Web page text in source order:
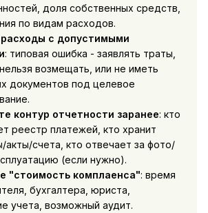
доля собственных средств,
по видам расходов.
с допустимыми
: типовая ошибка - заявлять траты,
возмещать, или не иметь
документов под целевое
контур отчетности заранее: кто
реестр платежей, кто хранит
акты/счета, кто отвечает за фото/
(если нужно).
"стоимость комплаенса": время
бухгалтера, юриста,
учета, возможный аудит.